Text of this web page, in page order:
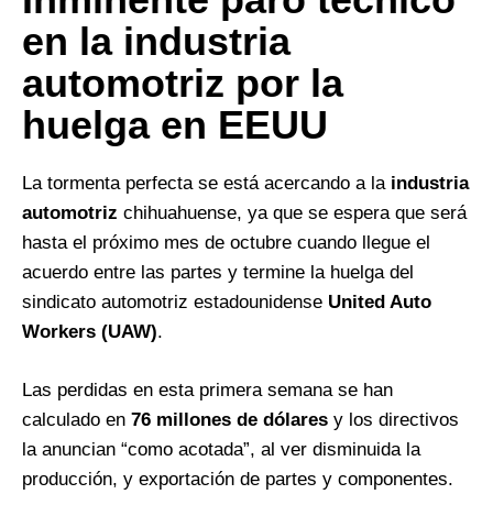
en la industria
automotriz por la
huelga en EEUU
La tormenta perfecta se está acercando a la industria
automotriz chihuahuense, ya que se espera que será
hasta el próximo mes de octubre cuando llegue el
acuerdo entre las partes y termine la huelga del
sindicato automotriz estadounidense United Auto
Workers (UAW).
Las perdidas en esta primera semana se han
calculado en 76 millones de dólares y los directivos
la anuncian “como acotada”, al ver disminuida la
producción, y exportación de partes y componentes.